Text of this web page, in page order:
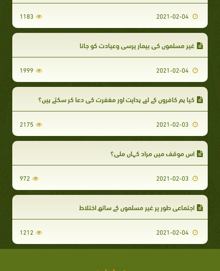
1183
غیر مسلموں کی بیمار پرسی وعیادت کو جانا
1999
کیا ہم کافروں کے لیے ہدایت اور مغفرت کی دعا کر سکتے ہیں؟
2175
اس موقف میں مراد کہاں ملی؟
972
اجتماعی طور پر غیر مسلموں کے ساتھ اختلاط
1212